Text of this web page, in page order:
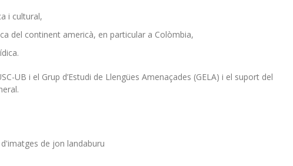
i cultural,
del continent americà, en particular a Colòmbia,
UB i el Grup d’Estudi de Llengües Amenaçades (GELA) i el suport del